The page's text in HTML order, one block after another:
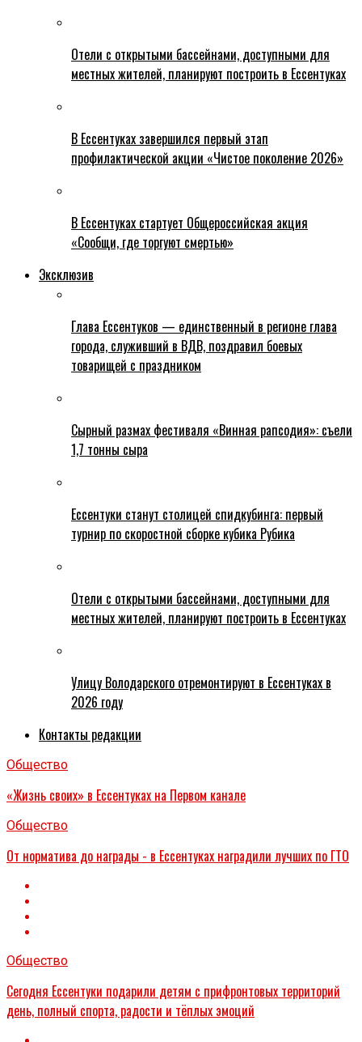
Отели с открытыми бассейнами, доступными для
местных жителей, планируют построить в Ессентуках
В Ессентуках завершился первый этап
профилактической акции «Чистое поколение 2026»
В Ессентуках стартует Общероссийская акция
«Сообщи, где торгуют смертью»
Эксклюзив
Глава Ессентуков — единственный в регионе глава
города, служивший в ВДВ, поздравил боевых
товарищей с праздником
Сырный размах фестиваля «Винная рапсодия»: съели
1,7 тонны сыра
Ессентуки станут столицей спидкубинга: первый
турнир по скоростной сборке кубика Рубика
Отели с открытыми бассейнами, доступными для
местных жителей, планируют построить в Ессентуках
Улицу Володарского отремонтируют в Ессентуках в
2026 году
Контакты редакции
Общество
«Жизнь своих» в Ессентуках на Первом канале
Общество
От норматива до награды - в Ессентуках наградили лучших по ГТО
Общество
Сегодня Ессентуки подарили детям с прифронтовых территорий
день, полный спорта, радости и тёплых эмоций